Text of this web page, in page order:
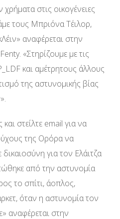
στις οικογένειες
τους Μπριόνα Τέιλορ,
αναφέρεται στην
«Στηρίζουμε με τις
και αμέτρητους άλλους
της αστυνομικής βίας
στείλτε email για να
της Ορόρα να
για τον Ελάιτζα
από την αστυνομία
το σπίτι, άοπλος,
όταν η αστυνομία τον
αναφέρεται στην